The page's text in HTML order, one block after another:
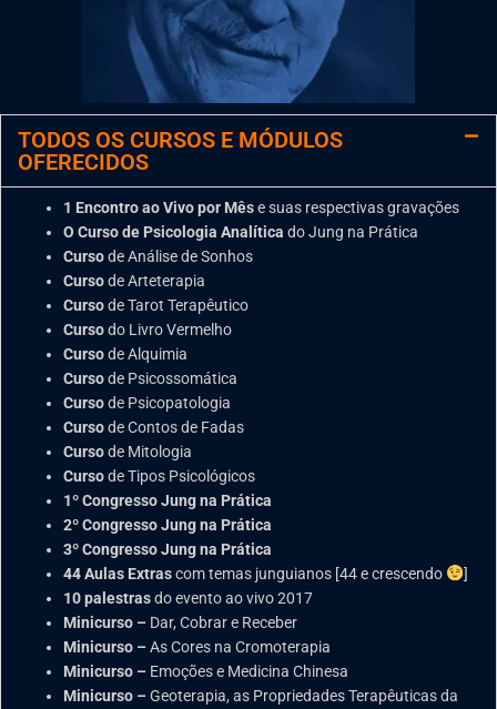
TODOS OS CURSOS E MÓDULOS
OFERECIDOS
1 Encontro ao Vivo por Mêse suas respectivas gravações
O Curso de Psicologia Analítica do Jung na Prática
Cursode Análise de Sonhos
Cursode Arteterapia
Cursode Tarot Terapêutico
Cursodo Livro Vermelho
Cursode Alquimia
Cursode Psicossomática
Cursode Psicopatologia
Cursode Contos de Fadas
Cursode Mitologia
Cursode Tipos Psicológicos
1º Congresso Jung na Prática
2º Congresso Jung na Prática
3º Congresso Jung na Prática
44 Aulas Extrascom temas junguianos [44 e crescendo
]
10 palestrasdo evento ao vivo 2017
Minicurso – Dar, Cobrar e Receber
Minicurso –As Cores na Cromoterapia
Minicurso – Emoções e Medicina Chinesa
Minicurso –Geoterapia, as Propriedades Terapêuticas da